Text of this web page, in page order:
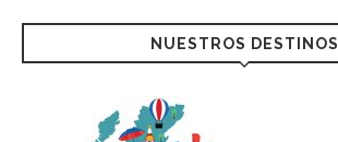
NUESTROS DESTINOS